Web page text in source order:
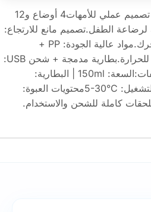
شفاط حليب كهربائي مدمج – تصميم عملي للأمهات4 أوضاع و12
الطفل.تصميم مانع للارتجاع:
يمنع تلوث الحليب ويحمي المحرك.مواد عالية الجودة: PP +
سيليكون، بدون BPA، مقاومة للحرارة.بطارية مدمجة + شحن USB:
هادئ ولا يزعج الطفل.المواصفات:السعة: ‎150ml‎ | البطارية:
‎1100mAh‎الجهد: ‎5V‎ | درجة التشغيل: ‎5-30°C‎محتويات العبوة:
كاملة للشحن والاستخدام.